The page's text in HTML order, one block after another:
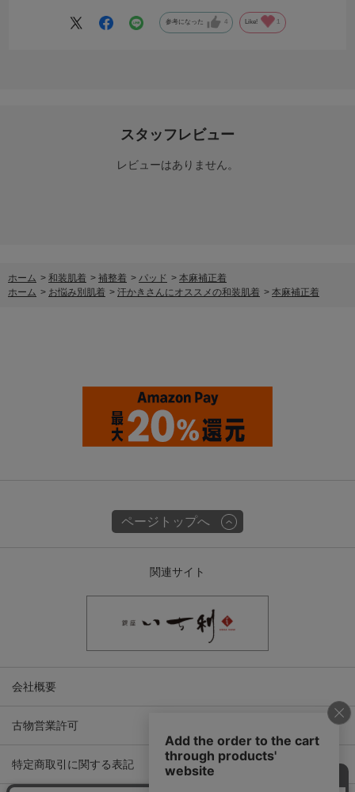
参考になった 4 Like! 1
スタッフレビュー
レビューはありません。
ホーム > 和装肌着 > 補整着 > パッド > 本麻補正着
ホーム > お悩み別肌着 > 汗かきさんにオススメの和装肌着 > 本麻補正着
ページトップへ
関連サイト
会社概要
古物営業許可
特定商取引に関する表記